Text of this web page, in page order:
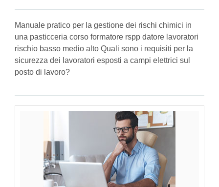
Manuale pratico per la gestione dei rischi chimici in
una pasticceria corso formatore rspp datore lavoratori
rischio basso medio alto Quali sono i requisiti per la
sicurezza dei lavoratori esposti a campi elettrici sul
posto di lavoro?